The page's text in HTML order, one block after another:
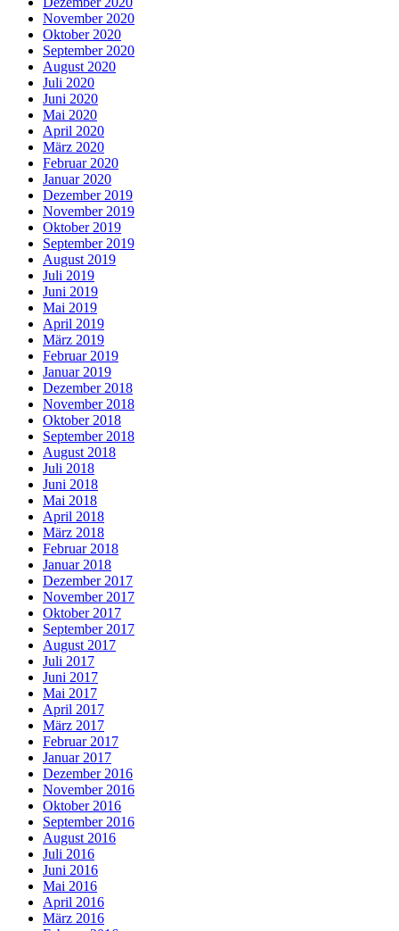
November 2020
Oktober 2020
September 2020
August 2020
Juli 2020
Juni 2020
Mai 2020
April 2020
März 2020
Februar 2020
Januar 2020
Dezember 2019
November 2019
Oktober 2019
September 2019
August 2019
Juli 2019
Juni 2019
Mai 2019
April 2019
März 2019
Februar 2019
Januar 2019
Dezember 2018
November 2018
Oktober 2018
September 2018
August 2018
Juli 2018
Juni 2018
Mai 2018
April 2018
März 2018
Februar 2018
Januar 2018
Dezember 2017
November 2017
Oktober 2017
September 2017
August 2017
Juli 2017
Juni 2017
Mai 2017
April 2017
März 2017
Februar 2017
Januar 2017
Dezember 2016
November 2016
Oktober 2016
September 2016
August 2016
Juli 2016
Juni 2016
Mai 2016
April 2016
März 2016